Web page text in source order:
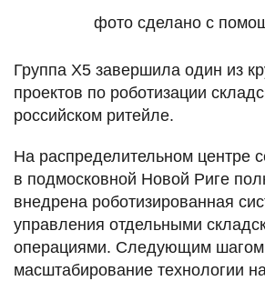
фото сделано с
Группа X5 завершила один из
проектов по роботизации
российском ритейле.
На распределительном центре
в подмосковной Новой Риге
внедрена роботизированная
управления отдельными
операциями. Следующим шагом
масштабирование технологии